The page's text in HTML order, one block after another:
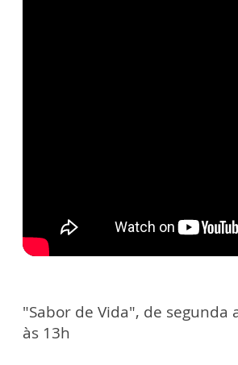
"Sabor de Vida", de segunda
às 13h